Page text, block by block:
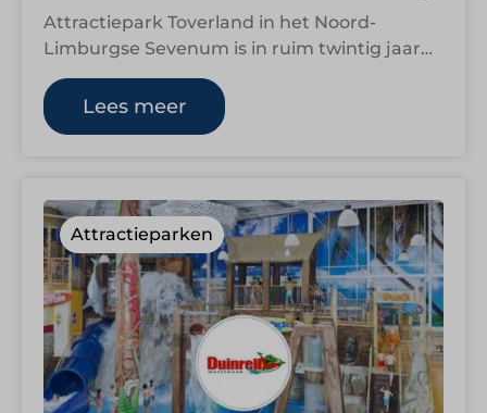
Attractiepark Toverland in het Noord-
Limburgse Sevenum is in ruim twintig jaar
uitgegroeid tot een van de grootste
themaparken van de…
Lees meer
Attractieparken